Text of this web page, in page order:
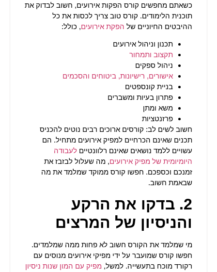
כשאתם מחפשים קורס הפקות אירועים, חשוב לבדוק את
תוכנית הלימודים. קורס טוב צריך לכסות את כל
ההיבטים החיוניים של הפקת אירועים, כולל:
תכנון וניהול אירועים
תקצוב ותמחור
ניהול ספקים
אישורים, רישיונות, ביטוחים והסכמים
בניית קונספטים
פתרון בעיות ומשברים
משא ומתן
פרזנטציות
חשוב לשים לב: קורסים ארוכים רבים נוטים להכניס
תכנים שאינם הכרחיים למפיק אירועים מתחיל. הם
עשויים ללמד נושאים שאינם רלוונטיים לעבודה
היומיומית של מפיק אירועים, מה שעלול לבזבז את
זמנכם וכספכם. חפשו קורס ממוקד שמלמד את מה
שבאמת חשוב.
2. בדקו את הרקע
והניסיון של המרצים
מי שמלמד את הקורס חשוב לא פחות ממה שמלמדים.
חפשו קורס שמועבר על ידי מפיקי אירועים מנוסים עם
רקורד מוכח בתעשייה. למשל, מפיק עם המון שנות ניסיון